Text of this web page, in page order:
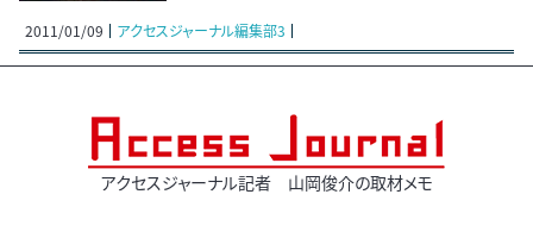
2011/01/09 アクセスジャーナル編集部3
アクセスジャーナル記者 山岡俊介の取材メモ